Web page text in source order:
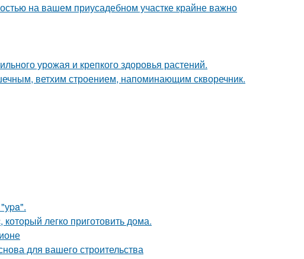
на вашем приусадебном участке крайне важно
урожая и крепкого здоровья растений.
ветхим строением, напоминающим скворечник.
легко приготовить дома.
для вашего строительства